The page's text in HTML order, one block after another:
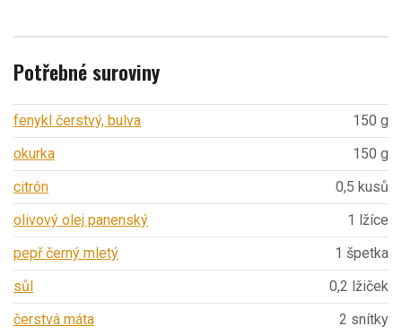
Potřebné suroviny
fenykl čerstvý, bulva
150 g
okurka
150 g
citrón
0,5 kusů
olivový olej panenský
1 lžíce
pepř černý mletý
1 špetka
sůl
0,2 lžiček
čerstvá máta
2 snítky